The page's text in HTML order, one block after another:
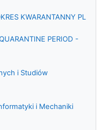
KWARANTANNY PL
PERIOD -
i Studiów
i Mechaniki